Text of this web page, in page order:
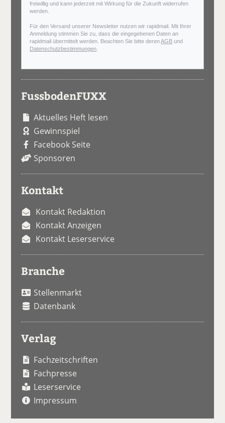
freiwillig und kann jederzeit mit Wirkung für die Zukunft widerrufen
werden.
Für den Versand unserer Newsletter nutzen wir rapidmail. Mit Ihrer
Anmeldung stimmen Sie zu, dass die eingegebenen Daten an
rapidmail übermittelt werden. Beachten Sie bitte derenAGB und
Datenschutzbestimmungen
FussbodenFUXX
Aktuelles Heft lesen
Gewinnspiel
Facebook Seite
Sponsoren
Kontakt
Kontakt Redaktion
Kontakt Anzeigen
Kontakt Leserservice
Branche
Stellenmarkt
Datenbank
Verlag
Fachzeitschriften
Fachpresse
Leserservice
Impressum